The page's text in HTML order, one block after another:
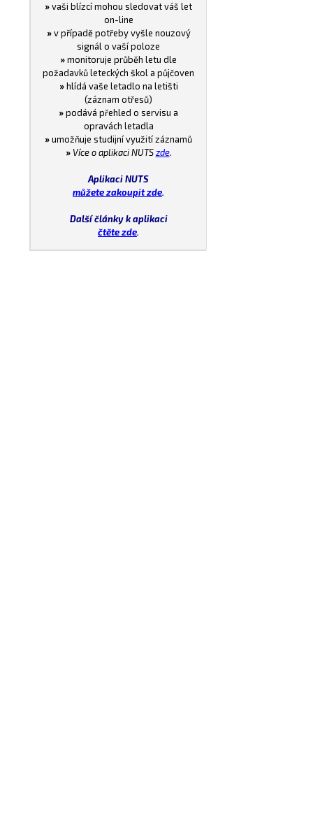
»vaši blízcí mohou sledovat váš let
on-line
»v případě potřeby vyšle nouzový
signál o vaší poloze
»monitoruje průběh letu dle
požadavků leteckých škol a půjčoven
»hlídá vaše letadlo na letišti
(záznam otřesů)
»podává přehled o servisu a
opravách letadla
»umožňuje studijní využití záznamů
»Více o aplikaci NUTSzde.
Aplikaci NUTS
můžete zakoupit zde.
Další články k aplikaci
čtěte zde.